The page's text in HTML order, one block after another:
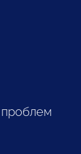
проблем